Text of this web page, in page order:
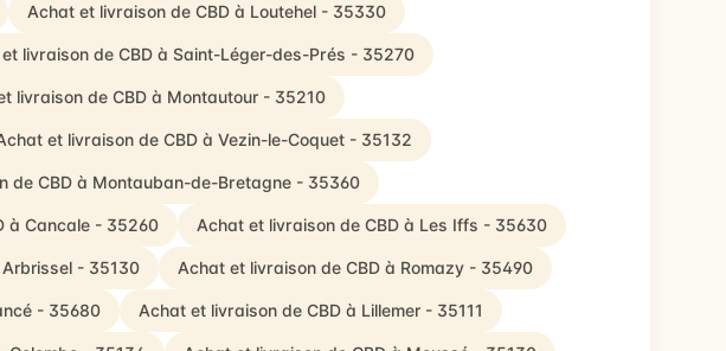
Achat et livraison de CBD à Loutehel - 35330
livraison de CBD à Saint-Léger-des-Prés - 35270
livraison de CBD à Montautour - 35210
et livraison de CBD à Vezin-le-Coquet - 35132
de CBD à Montauban-de-Bretagne - 35360
à Cancale - 35260 Achat et livraison de CBD à Les Iffs - 35630
- 35130 Achat et livraison de CBD à Romazy - 35490
- 35680 Achat et livraison de CBD à Lillemer - 35111